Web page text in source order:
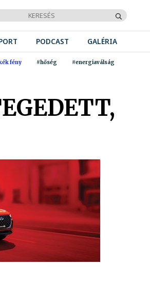
PODCAST GALÉRIA
fény #hőség #energiaválság